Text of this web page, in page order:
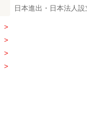
日本進出・日本法人設